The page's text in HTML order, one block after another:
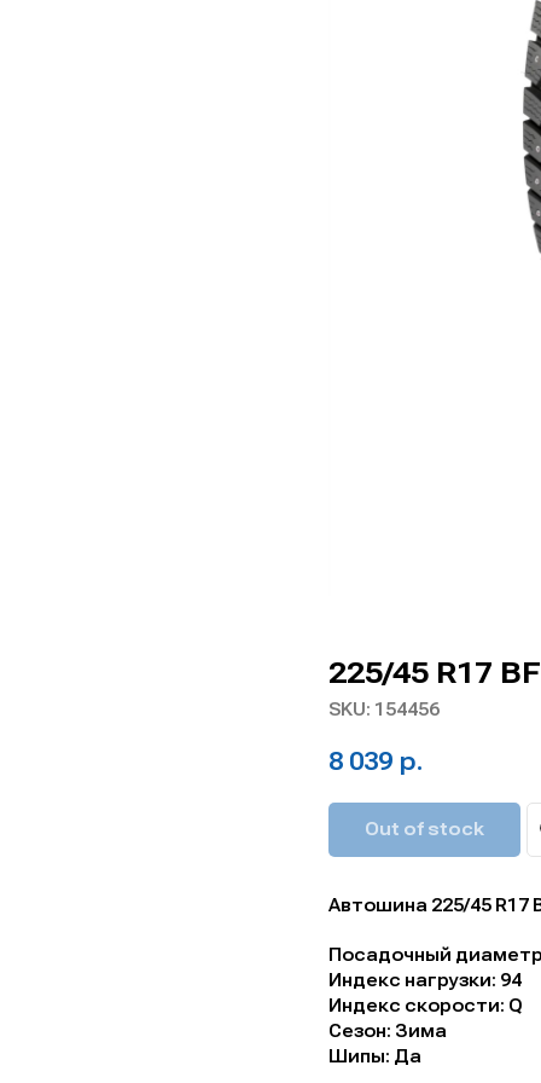
225/45 R17
SKU: 154456
8 039 р.
Out of stock
Автошина 225/45 R17
Посадочный
Индекс нагрузки: 94
Индекс скорости: Q
Сезон: Зима
Шипы: Да